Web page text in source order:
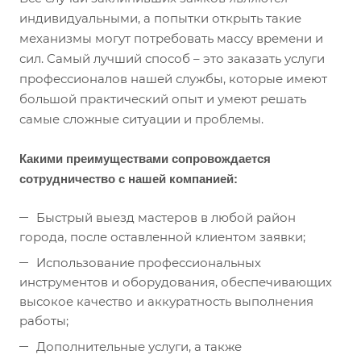
индивидуальными, а попытки открыть такие
механизмы могут потребовать массу времени и
сил. Самый лучший способ – это заказать услуги
профессионалов нашей службы, которые имеют
большой практический опыт и умеют решать
самые сложные ситуации и проблемы.
Какими преимуществами сопровождается
сотрудничество с нашей компанией:
Быстрый выезд мастеров в любой район
города, после оставленной клиентом заявки;
Использование профессиональных
инструментов и оборудования, обеспечивающих
высокое качество и аккуратность выполнения
работы;
Дополнительные услуги, а также